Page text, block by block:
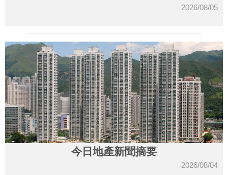
2026/08/05
今日地產新聞摘要
2026/08/04